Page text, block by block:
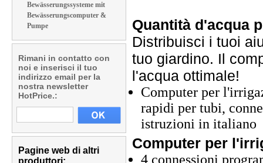
Bewässerungssysteme mit
Bewässerungscomputer &
Pumpe
Rimani in contatto con
noi e inserisci il tuo
indirizzo email per la
nostra newsletter
HotPrice.:
Pagine web di altri
produttori:
Quantità d'acqua
Distribuisci i tuoi
tuo giardino. Il
l'acqua ottimale!
Computer per
rapidi per tubi,
istruzioni in italiano
Computer per
4 connessioni